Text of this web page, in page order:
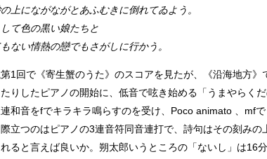
上にながながとあふむきに倒れてゐよう。
て色の黒い娘たちと
ない情熱の戀でもさがしに行かう。
1回で《寄生蟹のうた》のスコアを見たが、《沿海地方
りしたピアノの開始に、低音で呟き始める「うまやらく
和音をfでキラキラ鳴らすのを受け、Poco animato 、mf
立つのはピアノの3連音符同音連打で、詩句はその刻み
ると言えば良いか。朔太郎いうところの「ないし」は16